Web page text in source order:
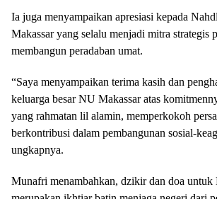
Ia juga menyampaikan apresiasi kepada
Makassar yang selalu menjadi mitra strategis
membangun peradaban umat.
“Saya menyampaikan terima kasih dan
keluarga besar NU Makassar atas
yang rahmatan lil alamin, memperkokoh
berkontribusi dalam pembangunan sosial-
ungkapnya.
Munafri menambahkan, dzikir dan doa untuk